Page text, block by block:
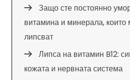
Защо сте постоянно
витамина и минерала,
липсват
Липса на витамин B12:
кожата и нервната система